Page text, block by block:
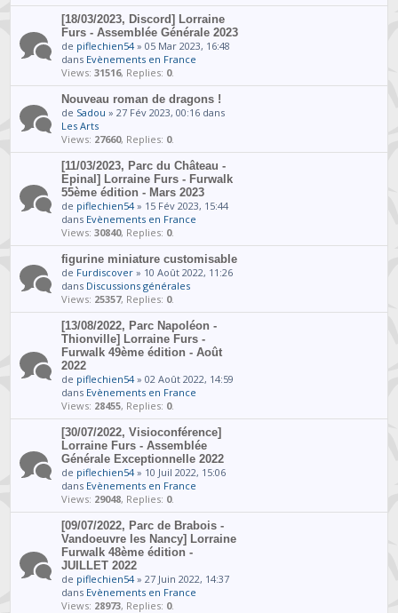
[18/03/2023, Discord] Lorraine
Furs - Assemblée Générale 2023
de piflechien54» 05 Mar 2023, 16:48
dans Evènements en France
Views:31516, Replies: 0.
Nouveau roman de dragons !
de Sadou » 27 Fév 2023, 00:16 dans
Les Arts
Views: 27660, Replies: 0.
[11/03/2023, Parc du Château -
Epinal] Lorraine Furs - Furwalk
55ème édition - Mars 2023
de piflechien54» 15 Fév 2023, 15:44
dans Evènements en France
Views:30840, Replies: 0.
figurine miniature customisable
de Furdiscover » 10 Août 2022, 11:26
dans Discussions générales
Views: 25357, Replies: 0.
[13/08/2022, Parc Napoléon -
Thionville] Lorraine Furs -
Furwalk 49ème édition - Août
2022
de piflechien54» 02 Août 2022, 14:59
dans Evènements en France
Views: 28455, Replies: 0.
[30/07/2022, Visioconférence]
Lorraine Furs - Assemblée
Générale Exceptionnelle 2022
de piflechien54» 10 Juil 2022, 15:06
dans Evènements en France
Views: 29048, Replies: 0.
[09/07/2022, Parc de Brabois -
Vandoeuvre les Nancy] Lorraine
Furwalk 48ème édition -
JUILLET 2022
de piflechien54» 27 Juin 2022, 14:37
dans Evènements en France
Views: 28973, Replies: 0.